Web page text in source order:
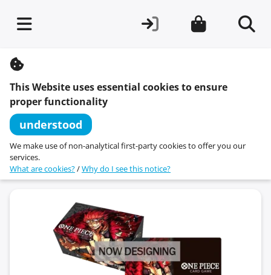
n
This Website uses essential cookies to ensure
proper functionality
understood
We make use of non-analytical first-party cookies to offer you our
services.
What are cookies?/Why do I see this notice?